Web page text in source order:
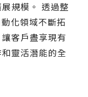
規模。 透過整
化領域不斷拓
客戶盡享現有
靈活潛能的全